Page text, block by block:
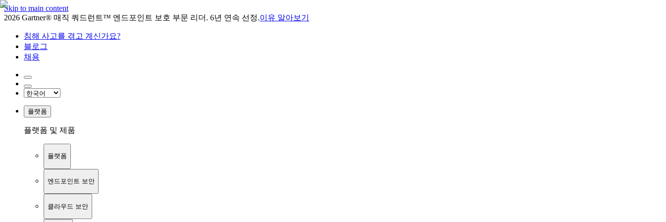
Skip to main content
2026 Gartner® 매직 쿼드런트™ 엔드포인트 보호 부문 리더. 6년 연속 선정.이유 알아보기
침해 사고를 겪고 계신가요?
블로그
채용
플랫폼
플랫폼 및 제품
플랫폼
엔드포인트 보안
클라우드 보안